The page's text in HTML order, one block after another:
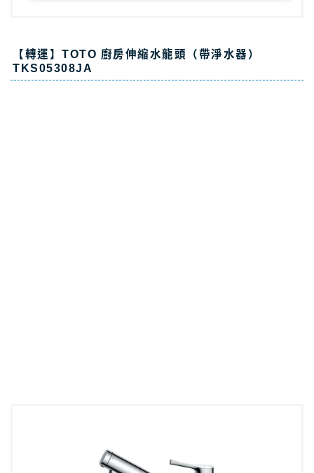
【轉運】TOTO 廚房伸縮水龍頭（帶淨水器）
TKS05308JA